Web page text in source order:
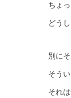
ちょ
どう
別に
そう
それ